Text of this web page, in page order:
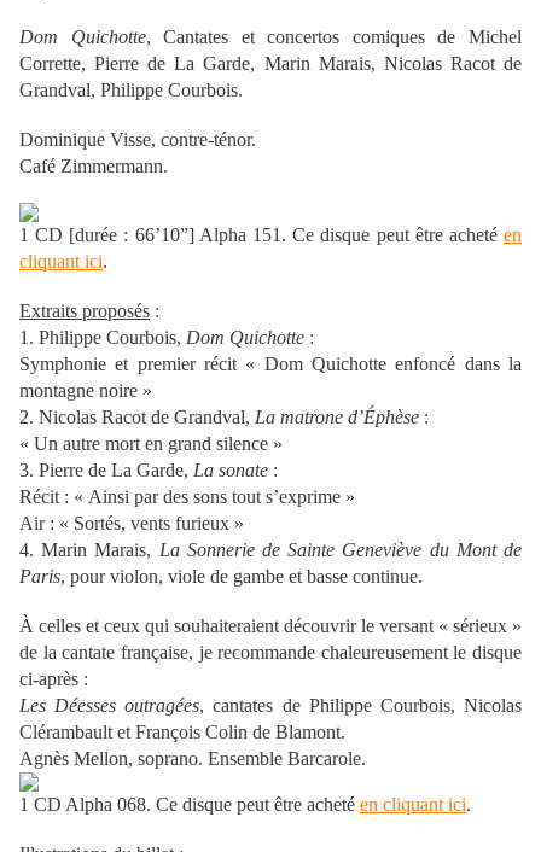
Dom Quichotte, Cantates et concertos comiques de Michel
Corrette, Pierre de La Garde, Marin Marais, Nicolas Racot de
Grandval, Philippe Courbois.
Dominique Visse, contre-ténor.
Café Zimmermann.
1 CD [durée : 66’10”] Alpha 151. Ce disque peut être acheté en
cliquant ici.
Extraits proposés :
1. Philippe Courbois, Dom Quichotte :
Symphonie et premier récit « Dom Quichotte enfoncé dans la
montagne noire »
2. Nicolas Racot de Grandval, La matrone d’Éphèse :
« Un autre mort en grand silence »
3. Pierre de La Garde, La sonate :
Récit : « Ainsi par des sons tout s’exprime »
Air : « Sortés, vents furieux »
4. Marin Marais, La Sonnerie de Sainte Geneviève du Mont de
Paris, pour violon, viole de gambe et basse continue.
À celles et ceux qui souhaiteraient découvrir le versant « sérieux »
de la cantate française, je recommande chaleureusement le disque
ci-après :
Les Déesses outragées, cantates de Philippe Courbois, Nicolas
Clérambault et François Colin de Blamont.
Agnès Mellon, soprano. Ensemble Barcarole.
1 CD Alpha 068. Ce disque peut être acheté en cliquant ici.